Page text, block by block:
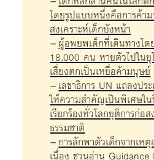
โดยรูปแบบหนึ่งคือการค้า
สงเคราะห์เด็กบังหน้า
–ผู้อพยพเด็กที่เดินทางโ
18,000 คน หายตัวไปใน
เสี่ยงตกเป็นเหยื่อค้ามนุษย์
–เลขาธิการ UN แถลงป
ให้ความสำคัญเป็นพิเศษใ
เรียกร้องทั่วโลกยุติการก่อ
ธรรมชาติ
–การลักพาตัวเด็กจากเห
เนื่อง ชวนอ่าน Guidance